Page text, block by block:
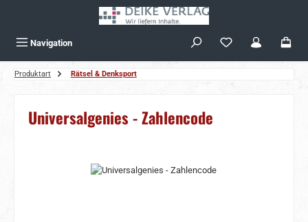
Navigation
Produktart Rätsel & Denksport
Universalgenies - Zahlencode
Bildergalerie überspringen